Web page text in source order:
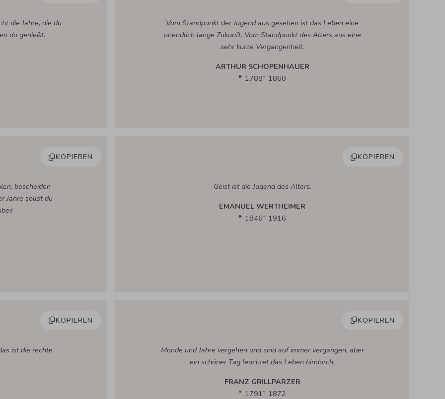
die Jahre, die du
du genießt.
Vom Standpunkt der Jugend aus gesehen ist das Leben eine
unendlich lange Zukunft. Vom Standpunkt des Alters aus eine
sehr kurze Vergangenheit.
ARTHUR SCHOPENHAUER
1788
1860
KOPIEREN
bescheiden
Jahre sollst du
KOPIEREN
Geist ist die Jugend des Alters.
EMANUEL WERTHEIMER
1846
1916
KOPIEREN
ist die rechte
KOPIEREN
Monde und Jahre vergehen und sind auf immer vergangen, aber
ein schöner Tag leuchtet das Leben hindurch.
FRANZ GRILLPARZER
1791
1872